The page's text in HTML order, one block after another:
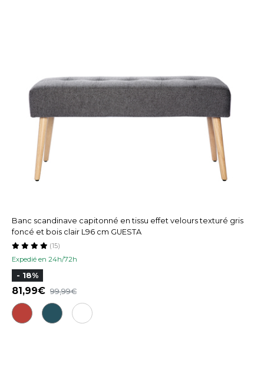
Banc scandinave capitonné en tissu effet velours texturé gris
foncé et bois clair L96 cm GUESTA
Expedié en 24h/72h
(15)
- 18%
81,99 99,99